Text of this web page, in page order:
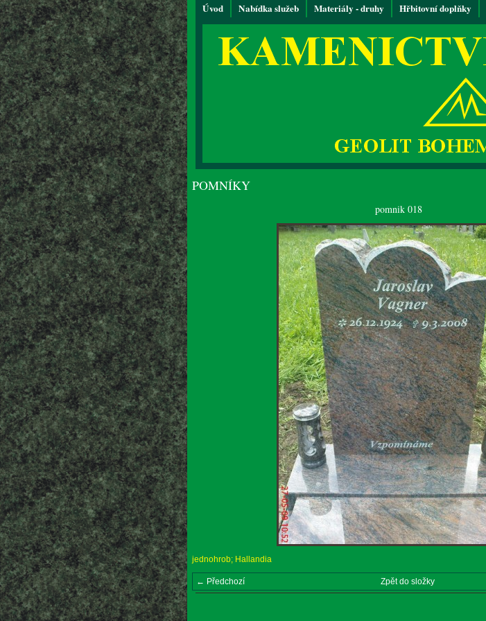
Úvod Nabídka služeb Materiály - druhy Hřbitovní doplňky
POMNÍKY
pomnik 018
jednohrob; Hallandia
← Předchozí Zpět do složky